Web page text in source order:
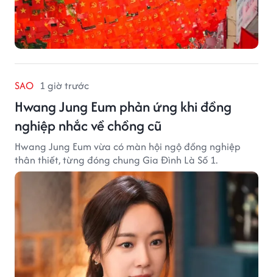
SAO 1 giờ trước
Hwang Jung Eum phản ứng khi đồng
nghiệp nhắc về chồng cũ
Hwang Jung Eum vừa có màn hội ngộ đồng nghiệp
thân thiết, từng đóng chung Gia Đình Là Số 1.